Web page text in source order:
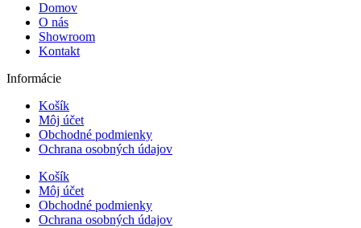
Domov
O nás
Showroom
Kontakt
Informácie
Košík
Môj účet
Obchodné podmienky
Ochrana osobných údajov
Košík
Môj účet
Obchodné podmienky
Ochrana osobných údajov